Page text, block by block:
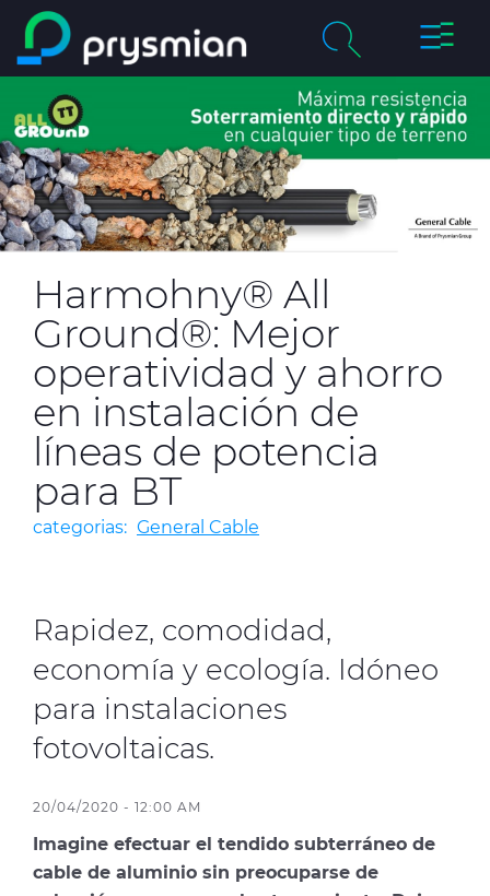
Saltar al contenido
principal
Buscar
Compañía chevron_right
Mercados chevron_right
Centro de Productos
Catálogos Online
Certificados de Calidad
Proyectos
Sostenibilidad
Media
Web Global
CABLEAPP PRY CABLEAPP GC
PRYSMIAN CLUB
Harmohny® All
Ground®: Mejor
operatividad y ahorro
en instalación de
líneas de potencia
para BT
categorias: General Cable
Rapidez, comodidad,
economía y ecología. Idóneo
para instalaciones
fotovoltaicas.
20/04/2020 - 12:00 AM
Imagine efectuar el tendido subterráneo de
cable de aluminio sin preocuparse de